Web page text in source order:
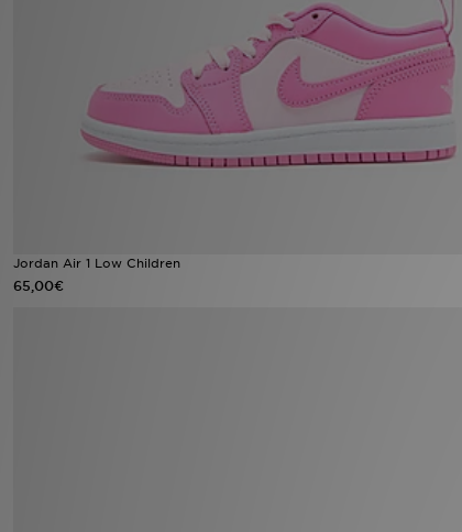
Jordan Air 1 Low Children
65,00€
Meine Nachrichten
Bestellverfolgung